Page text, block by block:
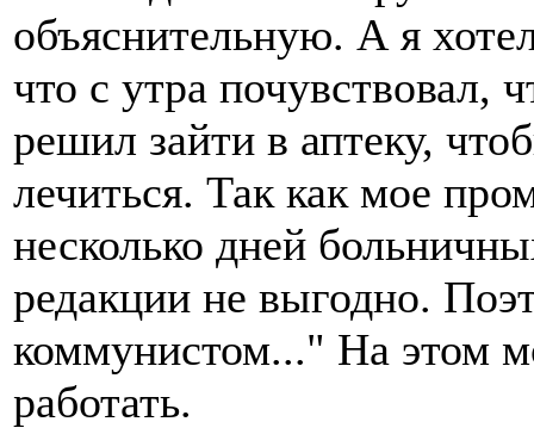
объяснительную. А я
что с утра почувствовал,
решил зайти в аптеку,
лечиться. Так как мое
несколько дней
редакции не выгодно.
коммунистом..." На этом
работать.